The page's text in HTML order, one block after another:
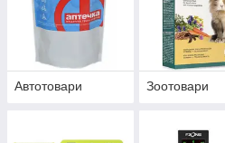
Автотовари Зоотовари